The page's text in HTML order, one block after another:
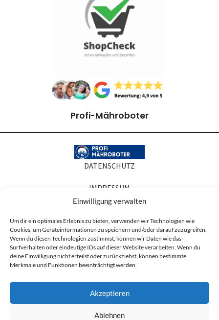
Einwilligung verwalten
Um dir ein optimales Erlebnis zu bieten, verwenden wir Technologien wie
Cookies, um Geräteinformationen zu speichern und/oder darauf zuzugreifen.
Wenn du diesen Technologien zustimmst, können wir Daten wie das
Surfverhalten oder eindeutige IDs auf dieser Website verarbeiten. Wenn du
deine Einwilligung nicht erteilst oder zurückziehst, können bestimmte
Merkmale und Funktionen beeinträchtigt werden.
Akzeptieren
Ablehnen
Profi-Mähroboter
DATENSCHUTZ
IMPRESSUM
AGB
Produktabbildungen dienen der Illustration. Sie können Zubehör oder
Ausstattung zeigen, die nicht zum Lieferumfang gehören, und in Details vom
Artikelbeschreibung.
* Alle Preise sind Nettopreise zzgl. der ges. MwSt. (19%) und ggf. anfallender
Versandkosten.